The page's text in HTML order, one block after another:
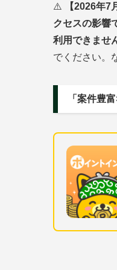
⚠️ 【2026年7
クセスの影響
利用できませ
でください。
「案件豊